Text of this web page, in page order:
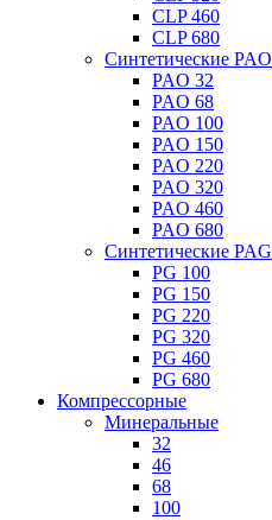
CLP 460
CLP 680
Синтетические PAO
PAO 32
PAO 68
PAO 100
PAO 150
PAO 220
PAO 320
PAO 460
PAO 680
Синтетические PAG
PG 100
PG 150
PG 220
PG 320
PG 460
PG 680
Компрессорные
Минеральные
32
46
68
100